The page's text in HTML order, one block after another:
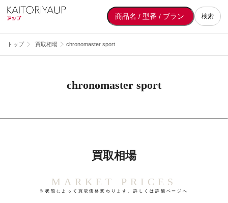
検索
トップ 買取相場 chronomaster sport
chronomaster sport
買取相場
MARKET PRICES
※状態によって買取価格変わります。詳しくは詳細ページへ